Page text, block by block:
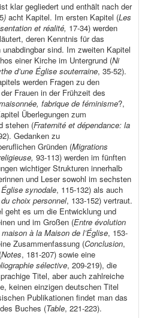
klar gegliedert und enthält nach der
) acht Kapitel. Im ersten Kapitel (Les
et réalité, 17-34) werden
deren Kenntnis für das
sind. Im zweiten Kapitel
einer Kirche im Untergrund (Ni
d’une Église souterraine, 35-52).
werden Fragen zu den
Frauen in der Frühzeit des
fabrique de féminisme?,
Überlegungen zum
stehen (Fraternité et dépendance: la
Gedanken zu
Gründen (Migrations
93-113) werden im fünften
wichtiger Strukturen innerhalb
und Leser sowohl im sechsten
synodale, 115-132) als auch
du choix personnel, 133-152) vertraut.
geht es um die Entwicklung und
und im Großen (Entre évolution
à la Maison de l’Église, 153-
Zusammenfassung (Conclusion,
Notes, 181-207) sowie eine
sélective, 209-219), die
Titel, aber auch zahlreiche
keinen einzigen deutschen Titel
Publikationen findet man das
Buches (Table, 221-223).